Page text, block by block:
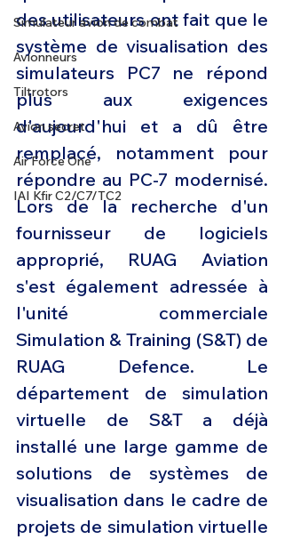
Simulateur avion de combat
Avionneurs
Tiltrotors
Avion secret
Air Force One
IAI Kfir C2/C7/TC2
des utilisateurs ont fait que le
système de visualisation des
simulateurs PC7 ne répond
plus aux exigences
d'aujourd'hui et a dû être
remplacé, notamment pour
répondre au PC-7 modernisé.
Lors de la recherche d'un
fournisseur de logiciels
approprié, RUAG Aviation
s'est également adressée à
l'unité commerciale
Simulation & Training (S&T) de
RUAG Defence. Le
département de simulation
virtuelle de S&T a déjà
installé une large gamme de
solutions de systèmes de
visualisation dans le cadre de
projets de simulation virtuelle